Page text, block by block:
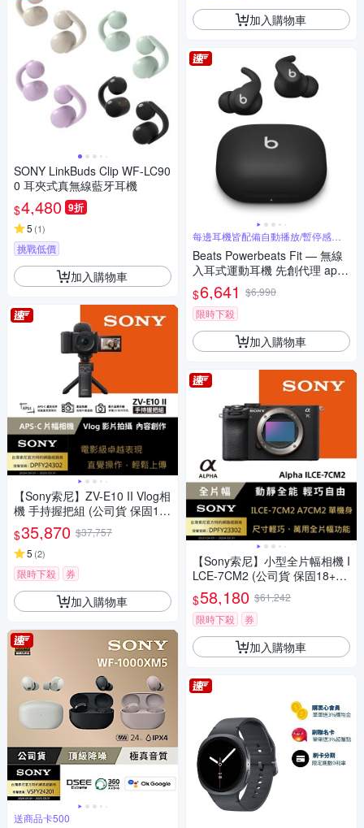
SONY LinkBuds Clip WF-LC90
0 耳夾式真無線藍牙耳機
$4,480 9折
5 (1)
挑戰低價
加入購物車
【Sony索尼】ZV-E10 II Vlog相
機 手持握把組 (公司貨 保固18
+6個月)
$35,870 $37,757
5 (2)
限時下殺 券
加入購物車
送商品卡500
加入購物車
每邊耳機皆配備自動播放/暫停感測
器
Beats Powerbeats Fit — 無線
入耳式運動耳機 先創代理 appl
e保固
$6,641 $6,990
限時下殺
加入購物車
【Sony索尼】小型全片幅相機 I
LCE-7CM2 (公司貨 保固18+6
個月)
$58,180 $61,242
限時下殺
券
加入購物車